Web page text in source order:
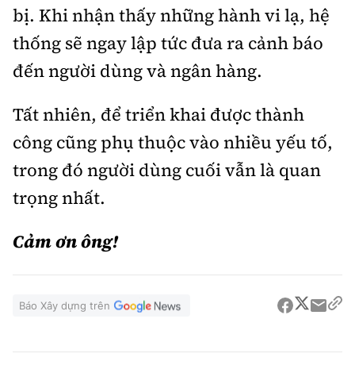
bị. Khi nhận thấy những hành vi lạ, hệ
thống sẽ ngay lập tức đưa ra cảnh báo
đến người dùng và ngân hàng.
Tất nhiên, để triển khai được thành
công cũng phụ thuộc vào nhiều yếu tố,
trong đó người dùng cuối vẫn là quan
trọng nhất.
Cảm ơn ông!
Báo Xây dựng trên